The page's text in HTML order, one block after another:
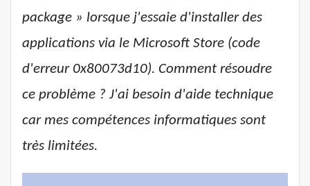
package » lorsque j'essaie d'installer des
applications via le Microsoft Store (code
d'erreur 0x80073d10). Comment résoudre
ce problème ? J'ai besoin d'aide technique
car mes compétences informatiques sont
très limitées.